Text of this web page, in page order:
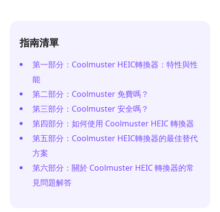
指南清單
第一部分：Coolmuster HEIC轉換器：特性與性
能
第二部分：Coolmuster 免費嗎？
第三部分：Coolmuster 安全嗎？
第四部分：如何使用 Coolmuster HEIC 轉換器
第五部分：Coolmuster HEIC轉換器的最佳替代
方案
第六部分：關於 Coolmuster HEIC 轉換器的常
見問題解答